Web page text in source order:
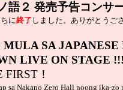
語２ 発売予告コンサー
に終了 しました。ありがとうご
SA JAPANESE
LIVE ON STAGE
！
sa Nakano Zero Hall noong ika-zo